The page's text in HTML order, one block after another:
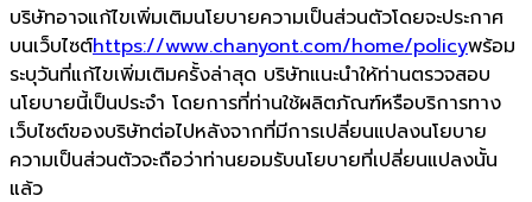
บริษัทอาจแก้ไขเพิ่มเติมนโยบายความเป็นส่วนตัวโดยจะประกาศ
บนเว็บไซต์https://www.chanyont.com/home/policyพร้อม
ระบุวันที่แก้ไขเพิ่มเติมครั้งล่าสุด บริษัทแนะนำให้ท่านตรวจสอบ
นโยบายนี้เป็นประจำ โดยการที่ท่านใช้ผลิตภัณฑ์หรือบริการทาง
เว็บไซต์ของบริษัทต่อไปหลังจากที่มีการเปลี่ยนแปลงนโยบาย
ความเป็นส่วนตัวจะถือว่าท่านยอมรับนโยบายที่เปลี่ยนแปลงนั้น
แล้ว